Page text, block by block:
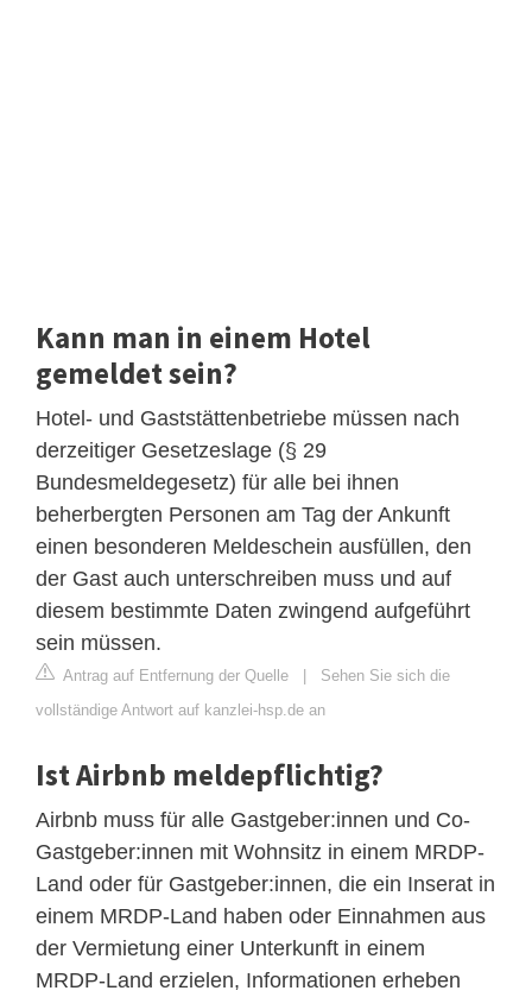
Kann man in einem Hotel
gemeldet sein?
Hotel- und Gaststättenbetriebe müssen nach
derzeitiger Gesetzeslage (§ 29
Bundesmeldegesetz) für alle bei ihnen
beherbergten Personen am Tag der Ankunft
einen besonderen Meldeschein ausfüllen, den
der Gast auch unterschreiben muss und auf
diesem bestimmte Daten zwingend aufgeführt
sein müssen.
Antrag auf Entfernung der Quelle | Sehen Sie sich die
vollständige Antwort auf kanzlei-hsp.de an
Ist Airbnb meldepflichtig?
Airbnb muss für alle Gastgeber:innen und Co-
Gastgeber:innen mit Wohnsitz in einem MRDP-
Land oder für Gastgeber:innen, die ein Inserat in
einem MRDP-Land haben oder Einnahmen aus
der Vermietung einer Unterkunft in einem
MRDP-Land erzielen, Informationen erheben